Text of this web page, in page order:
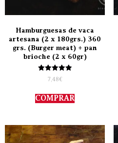
Hamburguesas de vaca
artesana (2 x 180grs.) 360
grs. (Burger meat) + pan
brioche (2 x 60gr)
Valorado
con
de 5
7,48€
COMPRAR